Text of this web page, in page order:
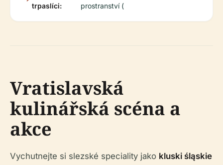
trpaslíci:
prostranství (
Vratislavská
kulinářská scéna a
akce
Vychutnejte si slezské speciality jako kluski śląskie